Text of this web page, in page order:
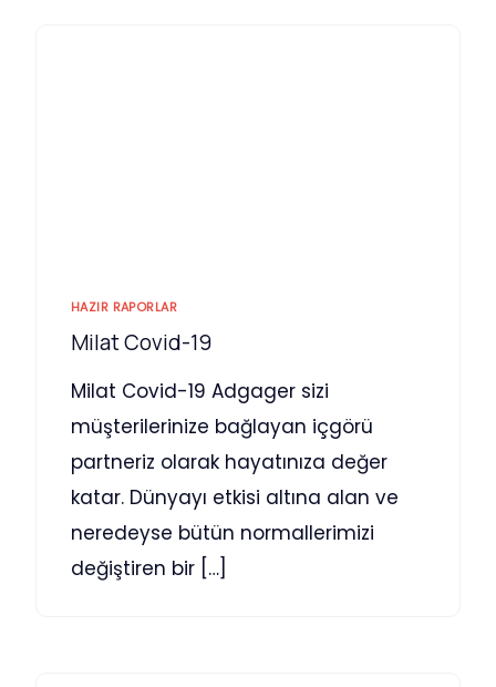
HAZIR RAPORLAR
Milat Covid-19
Milat Covid-19 Adgager sizi
müşterilerinize bağlayan içgörü
partneriz olarak hayatınıza değer
katar. Dünyayı etkisi altına alan ve
neredeyse bütün normallerimizi
değiştiren bir […]